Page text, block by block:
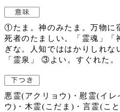
①たま。神のみたま。万物に
死者のたましい。「霊魂」
ぎな。人知でははかりしれな
「霊泉」 ③よい。すぐれた。
悪霊(アクリョウ)・慰霊(イレ
ウ)・木霊(こだま)・言霊(こ